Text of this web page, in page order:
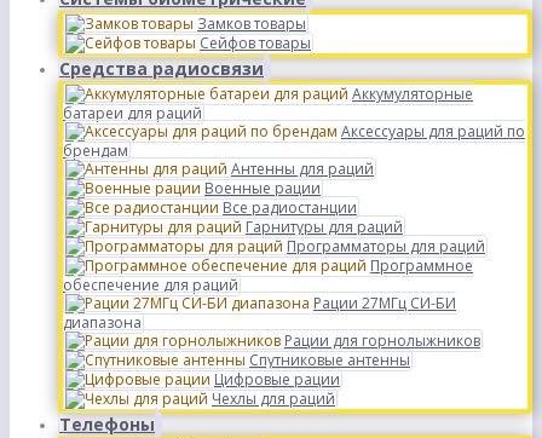
Замков товары
Сейфов товары
Средства радиосвязи
Аккумуляторные
батареи для раций
Аксессуары для раций по
брендам
Антенны для раций
Военные рации
Все радиостанции
Гарнитуры для раций
Программаторы для раций
Программное
обеспечение для раций
Рации 27МГц СИ-БИ
диапазона
Рации для горнолыжников
Спутниковые антенны
Цифровые рации
Чехлы для раций
Телефоны